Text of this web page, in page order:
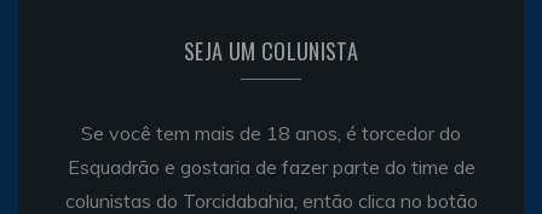
SEJA UM COLUNISTA
Se você tem mais de 18 anos, é torcedor do
Esquadrão e gostaria de fazer parte do time de
colunistas do Torcidabahia, então clica no botão